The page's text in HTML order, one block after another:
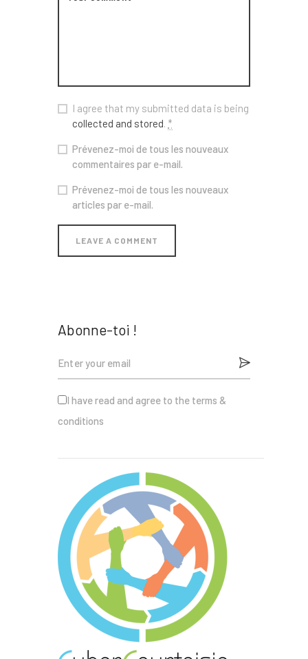
I agree that my submitted data is being
collected and stored. *
Prévenez-moi de tous les nouveaux
commentaires par e-mail.
Prévenez-moi de tous les nouveaux
articles par e-mail.
Abonne-toi !
I have read and agree to the terms &
conditions